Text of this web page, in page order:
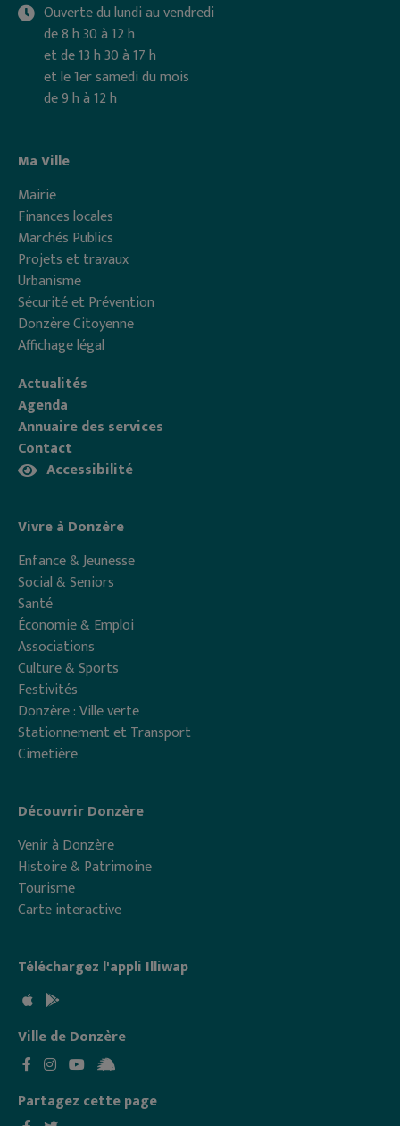
Ouverte du lundi au vendredi
de 8 h 30 à 12 h
et de 13 h 30 à 17 h
et le 1er samedi du mois
de 9 h à 12 h
Ma Ville
Mairie
Finances locales
Marchés Publics
Projets et travaux
Urbanisme
Sécurité et Prévention
Donzère Citoyenne
Affichage légal
Actualités
Agenda
Annuaire des services
Contact
Accessibilité
Vivre à Donzère
Enfance & Jeunesse
Social & Seniors
Santé
Économie & Emploi
Associations
Culture & Sports
Festivités
Donzère : Ville verte
Stationnement et Transport
Cimetière
Découvrir Donzère
Venir à Donzère
Histoire & Patrimoine
Tourisme
Carte interactive
Téléchargez l'appli Illiwap
Ville de Donzère
Partagez cette page